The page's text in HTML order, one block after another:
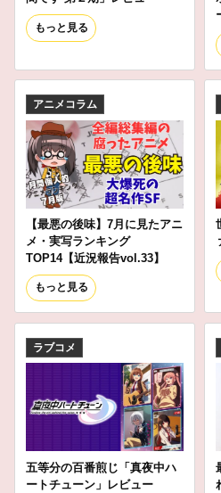
もっと見る
アニメコラム
【最悪の後味】7月に見たアニ
メ・実写ランキング
TOP14【近況報告vol.33】
もっと見る
ラブコメ
五等分の百番煎じ「真夜中ハ
ートチューン」レビュー